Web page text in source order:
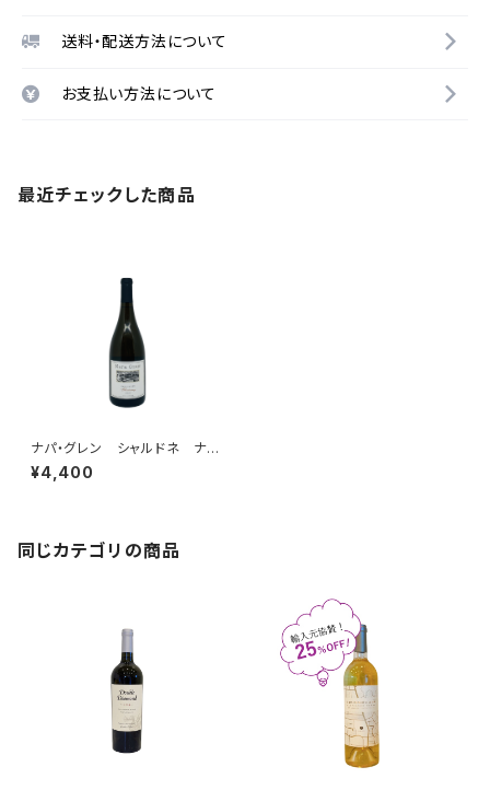
送料・配送方法について
お支払い方法について
最近チェックした商品
ナパ・グレン シャルドネ ナ
パ・ヴァレー 2022
¥4,400
同じカテゴリの商品